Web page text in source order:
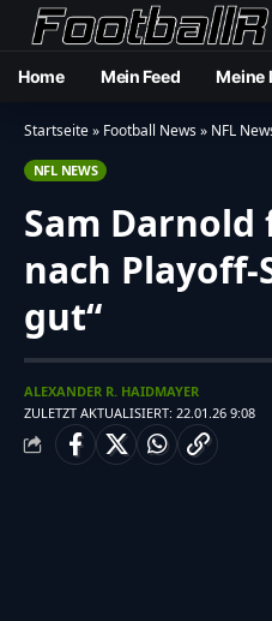
Home Mein Feed Meine
Startseite» Football News» NFL
NFL NEWS
Sam
nach
gut“
ZULETZT AKTUALISIERT: 22.01.26 9:08
ALEXANDER R. HAIDMAYER